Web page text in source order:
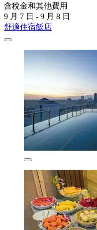
含稅金和其他費用
9 月 7 日 - 9 月 8 日
舒適住宿飯店